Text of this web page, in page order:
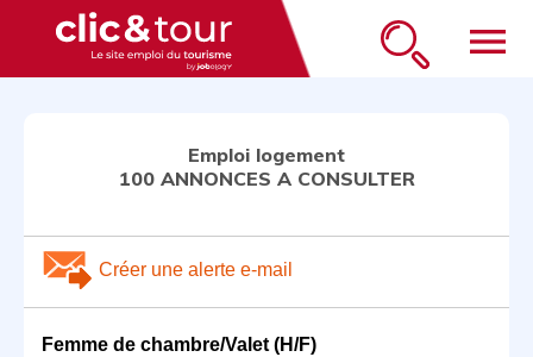
menu
Emploi logement
100 ANNONCES A CONSULTER
Créer une alerte e-mail
Femme de chambre/Valet (H/F)